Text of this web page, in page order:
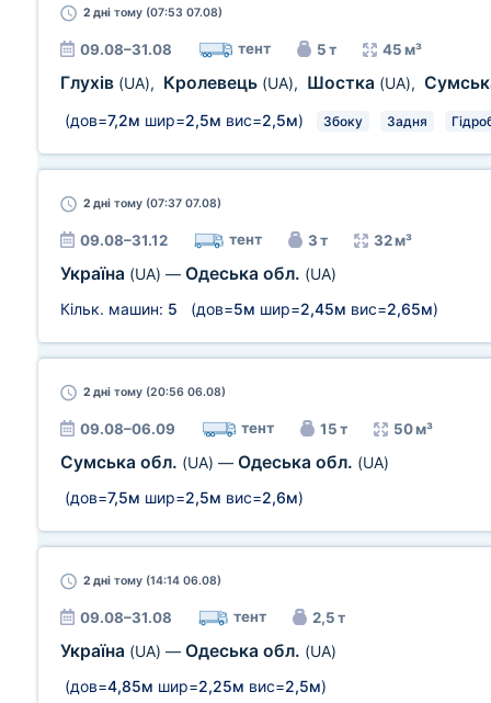
2 дні тому (07:53 07.08)
09.08–31.08 тент 5 т 45 м³
Глухів (UA), Кролевець (UA), Шостка (UA),
(дов=7,2м шир=2,5м вис=2,5м) Збоку Задня
2 дні тому (07:37 07.08)
09.08–31.12 тент 3 т 32 м³
Україна (UA) — Одеська обл. (UA)
Кільк. машин: 5 (дов=5м шир=2,45м вис=2,65м)
2 дні тому (20:56 06.08)
09.08–06.09 тент 15 т 50 м³
Сумська обл. (UA) — Одеська обл. (UA)
(дов=7,5м шир=2,5м вис=2,6м)
2 дні тому (14:14 06.08)
09.08–31.08 тент 2,5 т
Україна (UA) — Одеська обл. (UA)
(дов=4,85м шир=2,25м вис=2,5м)